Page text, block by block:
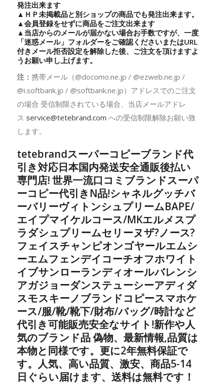
発注出来ます
▲ＨＰ未掲載品と別ショップの商品でも発注出来ます。
▲会員登録をせずに商品をご注文出来ます
▲当店からのメールが届かない場合お手数ですが、一度
「迷惑メール」フォルダーをご確認くださいまたはURL
付きメール拒否設定を解除した後、ご注文を頂けますよ
うお願い申し上げます。
注： 携帯メール（@docomo.ne.jp / @ezweb.ne.jp /
@i.softbank.jp / @softbank.ne.jp）アドレスでのご注文
の場合 受信制限されている場合、当店メールアドレ
ス service@tetebrand.com への受信制限解除お願い致
します。
tetebrandスーパーコピーブランド代
引き対応日本国内発送安全通販後払い
専門店! 世界一流口コミブランドスーパ
ーコピー代引きN品!シャネルグッチバ
ーバリーヴィトンシュプリームBAPE/
エイプマイケルコース/MKエルメスプ
ラダシュプリームセリーヌザ?ノース?
フェイスチャンピオンゴヤールエムシ
ーエムフェンデイコーチオフホワイト
イブサンローランディオールバレンシ
アガジョーダンステューシーアディダ
スモスキーノブランドコピースマホケ
ース/服/靴/靴下/財布/バッグ/時計など
代引き可能販売安全なサイト!新作や人
気のブランド品 偽物、最新情報,品質は
本物と同様です。更に2年無料保証で
す。人気、高い品質、激安、商品5-14
日ぐらい届けます、送料は無料です！